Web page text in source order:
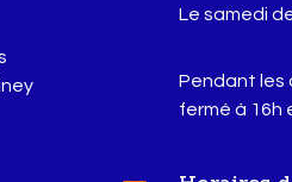
Le samedi
Pendant les
fermé à 16h